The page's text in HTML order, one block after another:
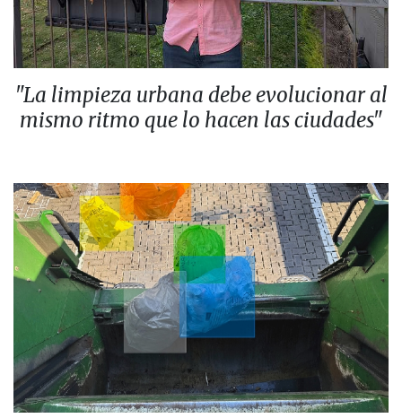
"La limpieza urbana debe evolucionar al
mismo ritmo que lo hacen las ciudades"